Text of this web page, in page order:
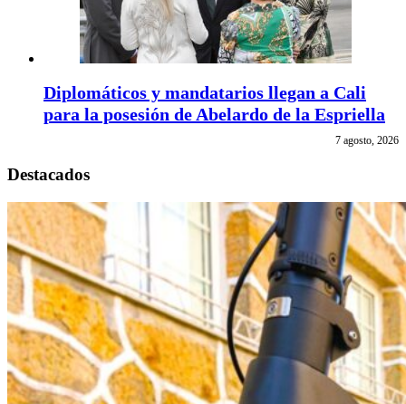
Diplomáticos y mandatarios llegan a Cali
para la posesión de Abelardo de la Espriella
7 agosto, 2026
Destacados